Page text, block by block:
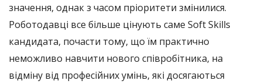
значення, однак з часом пріоритети змінилися.
Роботодавці все більше цінують саме Soft Skills
кандидата, почасти тому, що їм практично
неможливо навчити нового співробітника, на
відміну від професійних умінь, які досягаються